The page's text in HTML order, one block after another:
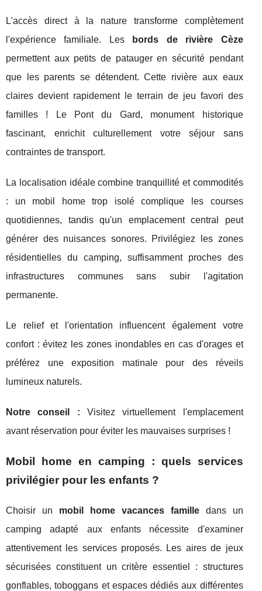
L'accès direct à la nature transforme complètement
l'expérience familiale. Les
bords de rivière Cèze
permettent aux petits de patauger en sécurité pendant
que les parents se détendent. Cette rivière aux eaux
claires devient rapidement le terrain de jeu favori des
familles ! Le Pont du Gard, monument historique
fascinant, enrichit culturellement votre séjour sans
contraintes de transport.
La localisation idéale combine tranquillité et commodités
: un mobil home trop isolé complique les courses
quotidiennes, tandis qu'un emplacement central peut
générer des nuisances sonores. Privilégiez les zones
résidentielles du camping, suffisamment proches des
infrastructures communes sans subir l'agitation
permanente.
Le relief et l'orientation influencent également votre
confort : évitez les zones inondables en cas d'orages et
préférez une exposition matinale pour des réveils
lumineux naturels.
Notre conseil : Visitez virtuellement l'emplacement
avant réservation pour éviter les mauvaises surprises !
Mobil home en camping : quels services
privilégier pour les enfants ?
Choisir un mobil home vacances familledans un
camping adapté aux enfants nécessite d'examiner
attentivement les services proposés. Les aires de jeux
sécurisées constituent un critère essentiel : structures
gonflables, toboggans et espaces dédiés aux différentes